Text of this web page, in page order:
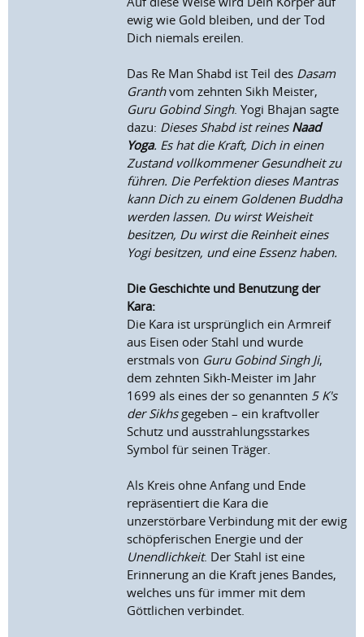
ewig wie Gold bleiben, und der Tod
Dich niemals ereilen.
Das Re Man Shabd ist Teil des Dasam
Granthvom zehnten Sikh Meister,
Guru Gobind Singh. Yogi Bhajan sagte
dazu: Dieses Shabd ist reines Naad
Yoga. Es hat die Kraft, Dich in einen
Zustand vollkommener Gesundheit zu
führen. Die Perfektion dieses Mantras
kann Dich zu einem Goldenen Buddha
werden lassen. Du wirst Weisheit
besitzen, Du wirst die Reinheit eines
Yogi besitzen, und eine Essenz haben.
Die Geschichte und Benutzung der
Kara:
Die Kara ist ursprünglich ein Armreif
aus Eisen oder Stahl und wurde
erstmals von Guru Gobind Singh Ji,
dem zehnten Sikh-Meister im Jahr
1699 als eines der so genannten 5 K's
der Sikhsgegeben – ein kraftvoller
Schutz und ausstrahlungsstarkes
Symbol für seinen Träger.
Als Kreis ohne Anfang und Ende
repräsentiert die Kara die
unzerstörbare Verbindung mit der ewig
schöpferischen Energie und der
Unendlichkeit. Der Stahl ist eine
Erinnerung an die Kraft jenes Bandes,
welches uns für immer mit dem
Göttlichen verbindet.